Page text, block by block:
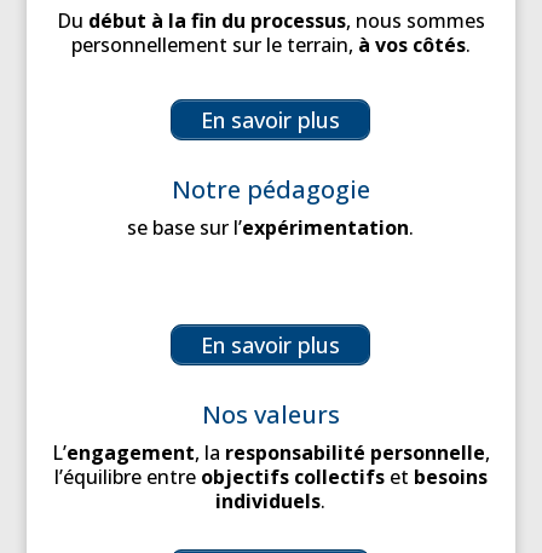
Du début à la fin du processus, nous sommes
personnellement sur le terrain, à vos côtés.
En savoir plus
Notre pédagogie
se base sur l’expérimentation.
En savoir plus
Nos valeurs
L’engagement, la responsabilité personnelle,
l’équilibre entre objectifs collectifset besoins
individuels.